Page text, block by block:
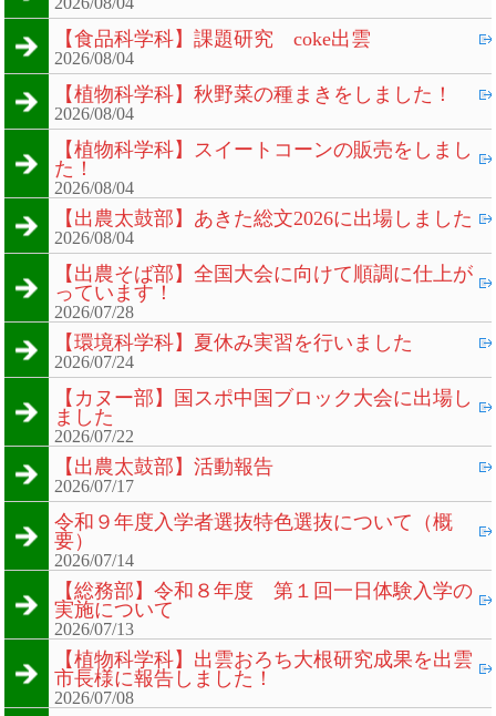
【食品科学科】課題研究 coke出雲
2026/08/04
【植物科学科】秋野菜の種まきをしました！
2026/08/04
【植物科学科】スイートコーンの販売をしまし
た！
2026/08/04
【出農太鼓部】あきた総文2026に出場しました
2026/08/04
【出農そば部】全国大会に向けて順調に仕上が
っています！
2026/07/28
【環境科学科】夏休み実習を行いました
2026/07/24
【カヌー部】国スポ中国ブロック大会に出場し
ました
2026/07/22
【出農太鼓部】活動報告
2026/07/17
令和９年度入学者選抜特色選抜について（概
要）
2026/07/14
【総務部】令和８年度 第１回一日体験入学の
実施について
2026/07/13
【植物科学科】出雲おろち大根研究成果を出雲
市長様に報告しました！
2026/07/08